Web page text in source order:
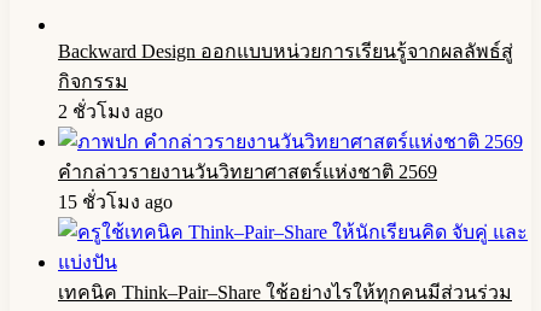
Backward Design ออกแบบหน่วยการเรียนรู้จากผลลัพธ์สู่
กิจกรรม
2 ชั่วโมง ago
คำกล่าวรายงานวันวิทยาศาสตร์แห่งชาติ 2569
15 ชั่วโมง ago
เทคนิค Think–Pair–Share ใช้อย่างไรให้ทุกคนมีส่วนร่วม